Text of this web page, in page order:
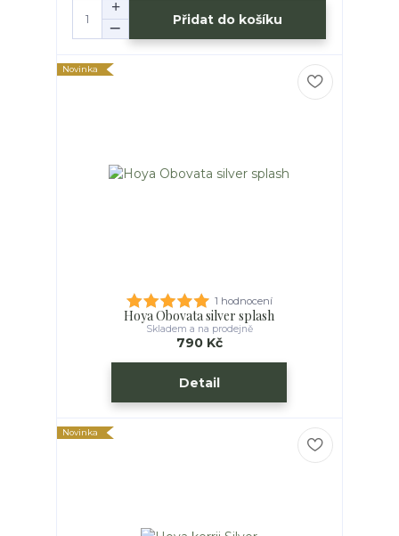
Přidat do košíku
Novinka
1 hodnocení
Hoya Obovata silver splash
790 Kč
Skladem a na prodejně
Detail
Novinka